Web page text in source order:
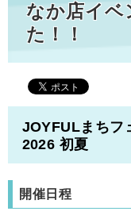
なか店イベ
た！！
JOYFULまちフ
2026 初夏
開催日程